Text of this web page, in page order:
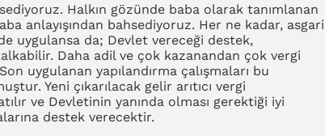
Halkın gözünde baba olarak tanımlanan
anlayışından bahsediyoruz. Her ne kadar, asgari
uygulansa da; Devlet vereceği destek,
Daha adil ve çok kazanandan çok vergi
uygulanan yapılandırma çalışmaları bu
Yeni çıkarılacak gelir arıtıcı vergi
ve Devletinin yanında olması gerektiği iyi
destek verecektir.